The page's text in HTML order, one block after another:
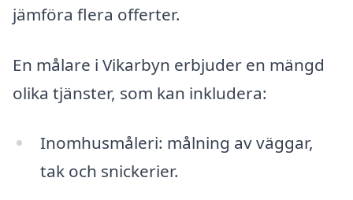
jämföra flera offerter.
En målare i Vikarbyn erbjuder en mängd
olika tjänster, som kan inkludera:
Inomhusmåleri: målning av väggar,
tak och snickerier.